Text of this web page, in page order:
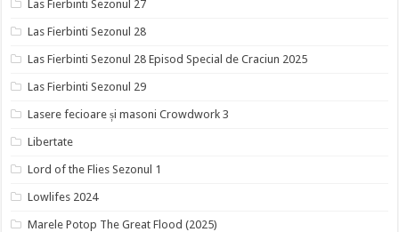
Las Fierbinti Sezonul 27
Las Fierbinti Sezonul 28
Las Fierbinti Sezonul 28 Episod Special de Craciun 2025
Las Fierbinti Sezonul 29
Lasere fecioare și masoni Crowdwork 3
Libertate
Lord of the Flies Sezonul 1
Lowlifes 2024
Marele Potop The Great Flood (2025)